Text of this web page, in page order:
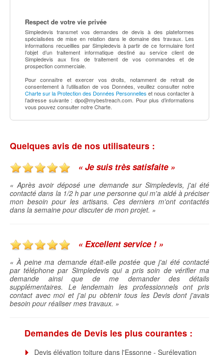
Respect de votre vie privée
Simpledevis transmet vos demandes de devis à des plateformes
spécialisées de mise en relation dans le domaine des travaux. Les
informations recueillies par Simpledevis à partir de ce formulaire font
l’objet d’un traitement informatique destiné au service client de
Simpledevis aux fins de traitement de vos commandes et de
prospection commerciale.
Pour connaître et exercer vos droits, notamment de retrait de
consentement à l’utilisation de vos Données, veuillez consulter notre
Charte sur la Protection des Données Personnelles et nous contacter à
l’adresse suivante : dpo@mybestreach.com. Pour plus d’informations
vous pouvez consulter notre Charte.
Quelques avis de nos utilisateurs :
« Je suis très satisfaite »
« Après avoir déposé une demande sur Simpledevis, j'ai été
contacté dans la 1/2 h par une personne qui m'a aidé à préciser
mon besoin pour les artisans. Ces derniers m'ont contactés
dans la semaine pour discuter de mon projet. »
« Excellent service ! »
« À peine ma demande était-elle postée que j'ai été contacté
par téléphone par Simpledevis qui a pris soin de vérifier ma
demande ainsi que de me demander des détails
supplémentaires. Le lendemain les professionnels ont pris
contact avec moi et j'ai pu obtenir tous les Devis dont j'avais
besoin pour réaliser mes travaux. »
Demandes de Devis les plus courantes :
Devis élévation toiture dans l'Essonne - Surélevation